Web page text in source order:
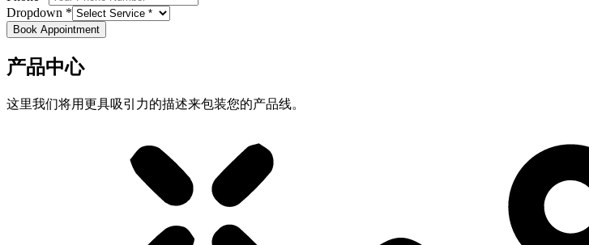
Dropdown *
Book Appointment
产品中心
这里我们将用更具吸引力的描述来包装您的产品线。